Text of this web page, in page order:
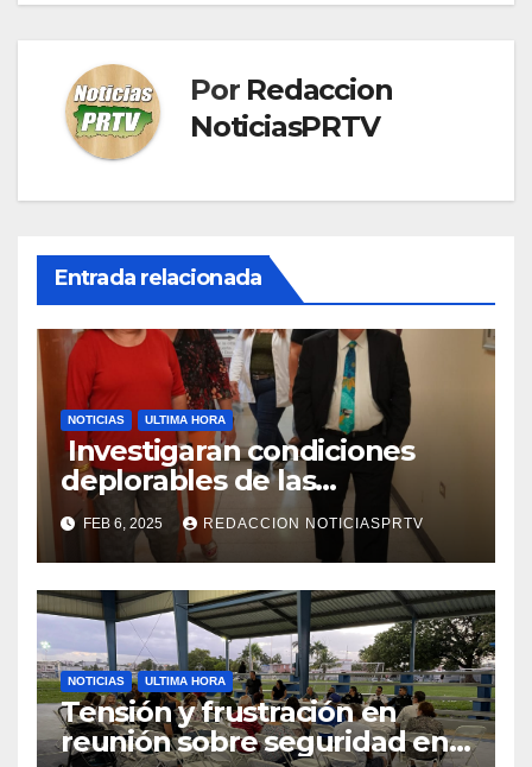
Por Redaccion
NoticiasPRTV
Entrada relacionada
NOTICIAS ULTIMA HORA
Investigaran condiciones
deplorables de las
facilidades el Departamento
de la Salud en Mayagüez
FEB 6, 2025 REDACCION NOTICIASPRTV
NOTICIAS ULTIMA HORA
Tensión y frustración en
reunión sobre seguridad en